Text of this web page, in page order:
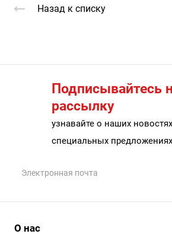
Назад к списку
Подписывайтесь
рассылку
узнавайте о наших
специальных предложениях
О нас